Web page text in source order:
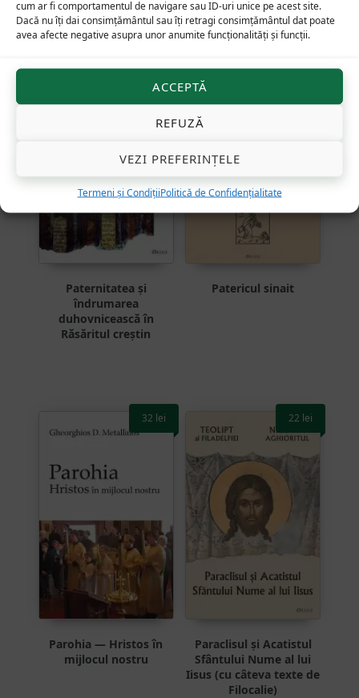
cum ar fi comportamentul de navigare sau ID-uri unice pe acest site.
Dacă nu îți dai consimțământul sau îți retragi consimțământul dat poate
avea afecte negative asupra unor anumite funcționalități și funcții.
ACCEPTĂ
REFUZĂ
VEZI PREFERINȚELE
Termeni și CondițiiPolitică de Confidențialitate
Paternitatea și
îndrumarea
duhovnicească în
Răsăritul creștin
Patericul sinait
Parohia — Hristos în
mijlocul nostru
32 lei
Paraclisul și Acatistul
Sfântului Nume al lui
Iisus (cu câteva texte de
Filocalie)
22 lei